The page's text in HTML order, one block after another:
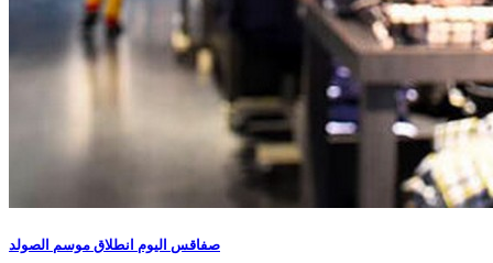
صفاقس اليوم انطلاق موسم الصولد